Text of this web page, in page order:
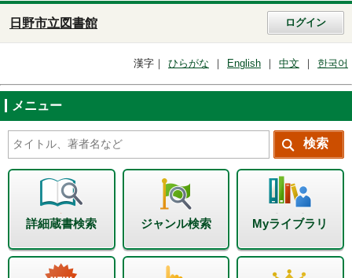
日野市立図書館 ログイン
漢字 ひらがな English 中文 한국어
メニュー
詳細蔵書検索 ジャンル検索 Myライブラリ